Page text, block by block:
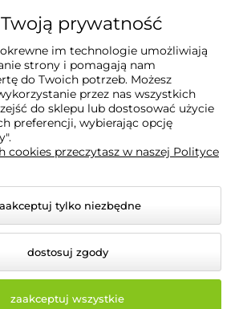
43-430 Pogórzeprywatność
im technologie umożliwiają
strony i pomagają nam
do Twoich potrzeb. Możesz
przez nas wszystkich
do sklepu lub dostosować użycie
preferencji, wybierając opcję
cookies przeczytasz w naszej Polityce
tylko niezbędne
dostosuj zgody
zaakceptuj wszystkie